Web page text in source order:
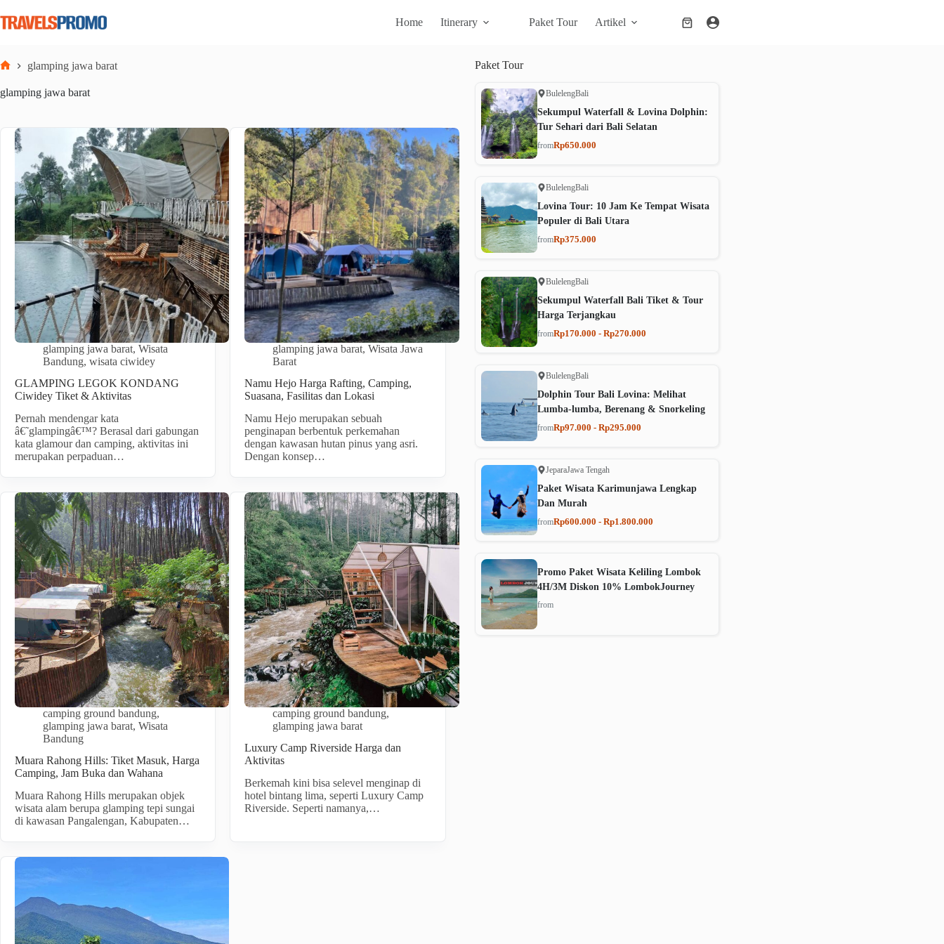
to
content
Home Itinerary Paket Tour Artikel
Shopping
glamping jawa barat
glamping jawa barat
glamping jawa barat, Wisata
Bandung, wisata ciwidey
GLAMPING LEGOK KONDANG
Ciwidey Tiket & Aktivitas
Pernah mendengar kata
â€˜glampingâ€™? Berasal dari gabungan
kata glamour dan camping, aktivitas ini
merupakan perpaduan…
glamping jawa barat,Wisata Jawa
Barat
Namu Hejo Harga Rafting, Camping,
Suasana, Fasilitas dan Lokasi
Namu Hejo merupakan sebuah
penginapan berbentuk perkemahan
dengan kawasan hutan pinus yang asri.
Dengan konsep…
camping ground bandung,
glamping jawa barat, Wisata
Bandung
Muara Rahong Hills: Tiket Masuk, Harga
Camping, Jam Buka dan Wahana
Muara Rahong Hills merupakan objek
wisata alam berupa glamping tepi sungai
di kawasan Pangalengan, Kabupaten…
camping ground bandung,
glamping jawa barat
Luxury Camp Riverside Harga dan
Aktivitas
Berkemah kini bisa selevel menginap di
hotel bintang lima, seperti Luxury Camp
Riverside. Seperti namanya,…
Paket Tour
BulelengBali
Sekumpul Waterfall & Lovina Dolphin:
Tur Sehari dari Bali Selatan
fromRp650.000
BulelengBali
Lovina Tour: 10 Jam Ke Tempat Wisata
Populer di Bali Utara
fromRp375.000
BulelengBali
Sekumpul Waterfall Bali Tiket & Tour
Harga Terjangkau
fromRp170.000 - Rp270.000
BulelengBali
Dolphin Tour Bali Lovina: Melihat
Lumba-lumba, Berenang & Snorkeling
fromRp97.000 - Rp295.000
JeparaJawa Tengah
Paket Wisata Karimunjawa Lengkap
Dan Murah
fromRp600.000 - Rp1.800.000
Promo Paket Wisata Keliling Lombok
4H/3M Diskon 10% LombokJourney
from